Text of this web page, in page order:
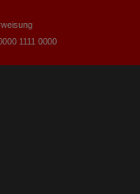
1111​ 0000